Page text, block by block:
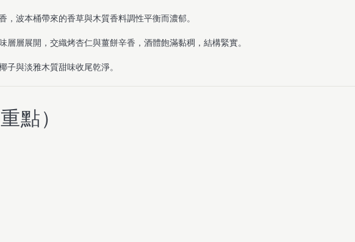
波本桶帶來的香草與木質香料調性平衡而濃郁。
層展開，交織烤杏仁與薑餅辛香，酒體飽滿黏稠，結構緊實。
與淡雅木質甜味收尾乾淨。
點）